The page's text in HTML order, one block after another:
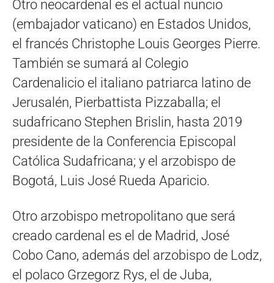
Otro neocardenal es el actual nuncio
(embajador vaticano) en Estados Unidos,
el francés Christophe Louis Georges Pierre.
También se sumará al Colegio
Cardenalicio el italiano patriarca latino de
Jerusalén, Pierbattista Pizzaballa; el
sudafricano Stephen Brislin, hasta 2019
presidente de la Conferencia Episcopal
Católica Sudafricana; y el arzobispo de
Bogotá, Luis José Rueda Aparicio.
Otro arzobispo metropolitano que será
creado cardenal es el de Madrid, José
Cobo Cano, además del arzobispo de Lodz,
el polaco Grzegorz Rys, el de Juba,